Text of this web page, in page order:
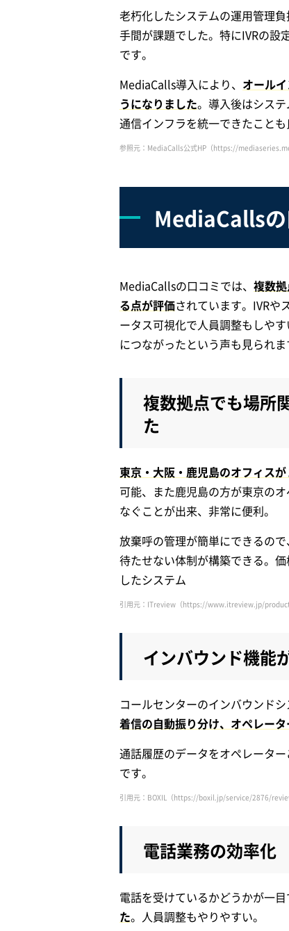
老朽化したシステムの運用管理
手間が課題でした。特にIVRの設
です。
MediaCalls導入により、 オール
うになりました。導入後はシス
通信インフラを統一できたことも
参照元：MediaCalls公式HP（https://
MediaCallsの
MediaCallsの口コミでは、 複数
る点が評価されています。IVRや
ータス可視化で人員調整もしや
につながったという声も見られま
複数拠点でも場所
た
東京・大阪・鹿児島のオフィス
可能、また鹿児島の方が東京の
なぐことが出来、非常に便利。
放棄呼の管理が簡単にできるの
待たせない体制が構築できる。
したシステム
引用元：ITreview（https://www.itreview.jp/
インバウンド機能
コールセンターのインバウンド
着信の自動振り分け、オペレー
通話履歴のデータをオペレータ
です。
引用元：BOXIL（https://boxil.jp/service/2876/
電話業務の効率化
電話を受けているかどうかが一目
た。人員調整もやりやすい。